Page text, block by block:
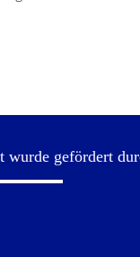
wurde gefördert